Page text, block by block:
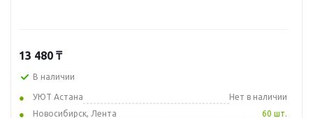
13 480 ₸
В наличии
УЮТ Астана
Нет в наличии
Новосибирск, Лента
60 шт.